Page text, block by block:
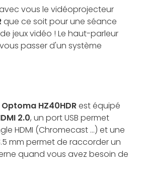
vous le vidéoprojecteur
que ce soit pour une séance
jeux vidéo ! Le haut-parleur
passer d'un système
Optoma HZ40HDRest équipé
2.0, un port USB permet
HDMI (Chromecast ...) et une
mm permet de raccorder un
quand vous avez besoin de